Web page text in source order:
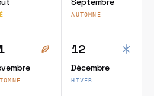
AUTOMNE
12
Décembre
HIVER